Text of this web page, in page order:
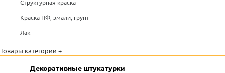
Структурная краска
Краска ПФ, эмали, грунт
Лак
Товары категории +
Декоративные штукатурки